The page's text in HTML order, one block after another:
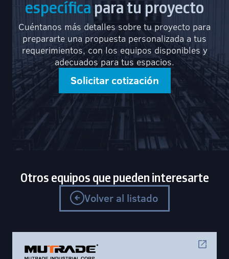
específicapara tu proyecto
Cuéntanos más detalles sobre tu proyecto para
prepararte una propuesta personalizada a tus
requerimientos, con los equipos disponibles y
adecuados para tus espacios.
Solicitar cotización
Otros equipos que pueden interesarte
Volver al listado